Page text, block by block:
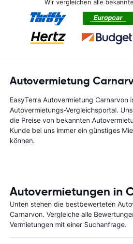
Wir vergleichen alle
Autovermietung
EasyTerra Autovermietung Carnarvon
Autovermietungs-Vergleichsportal.
die Preise von bekannten
Kunde bei uns immer ein günstiges
können.
Autovermietungen in
Unten stehen die bestbewerteten
Carnarvon. Vergleiche alle
Vermietungen mit einer Suchanfrage.